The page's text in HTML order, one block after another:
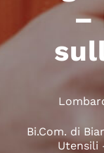
–
Bi.Com. di
Utensili